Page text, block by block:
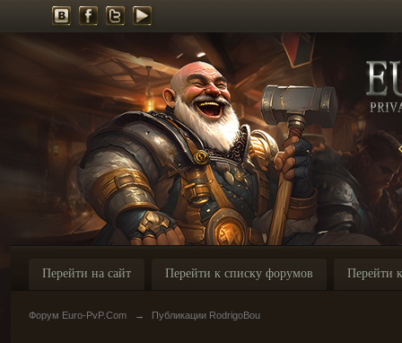
Перейти на сайт Перейти к списку форумов Перейти
Форум Euro-PvP.Com → Публикации RodrigoBou